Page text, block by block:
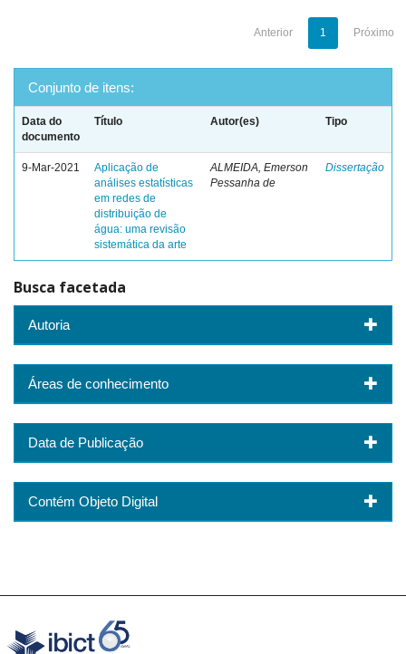
Anterior 1 Próximo
Conjunto de itens:
Data do
documento
Título Autor(es) Tipo
9-Mar-2021
Aplicação de
análises estatísticas
em redes de
distribuição de
água: uma revisão
sistemática da arte
ALMEIDA, Emerson
Pessanha de
Dissertação
Busca facetada
Autoria
Áreas de conhecimento
Data de Publicação
Contém Objeto Digital